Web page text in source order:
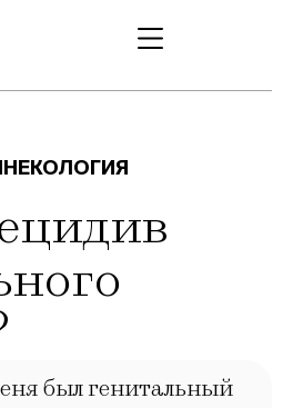
был генитальный